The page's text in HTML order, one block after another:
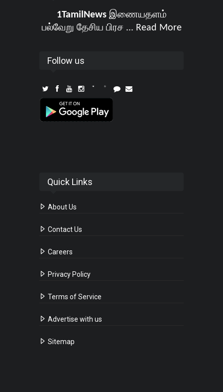
1TamilNewsஇணையதளம்
பல்வேறு தேசிய பிரச ... Read More
Follow us
Quick Links
About Us
Contact Us
Careers
Privacy Policy
Terms of Service
Advertise with us
Sitemap